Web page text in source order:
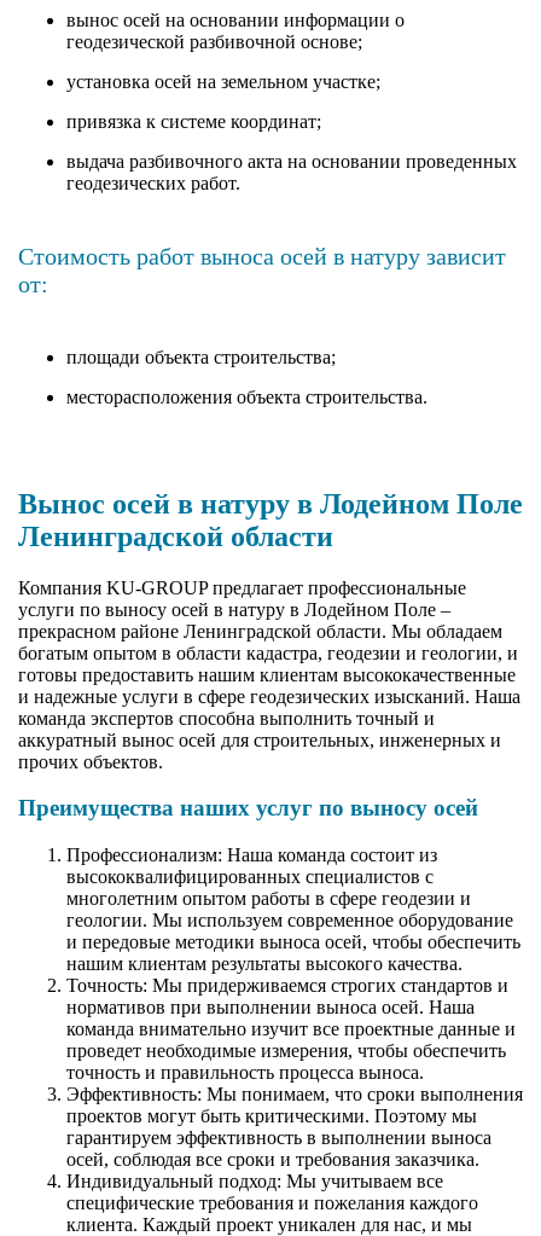
вынос осей на основании информации о
геодезической разбивочной основе;
установка осей на земельном участке;
привязка к системе координат;
выдача разбивочного акта на основании проведенных
геодезических работ.
Стоимость работ выноса осей в натуру зависит
от:
площади объекта строительства;
месторасположения объекта строительства.
Вынос осей в натуру в Лодейном Поле
Ленинградской области
Компания KU-GROUP предлагает профессиональные
услуги по выносу осей в натуру в Лодейном Поле –
прекрасном районе Ленинградской области. Мы обладаем
богатым опытом в области кадастра, геодезии и геологии, и
готовы предоставить нашим клиентам высококачественные
и надежные услуги в сфере геодезических изысканий. Наша
команда экспертов способна выполнить точный и
аккуратный вынос осей для строительных, инженерных и
прочих объектов.
Преимущества наших услуг по выносу осей
Профессионализм: Наша команда состоит из
высококвалифицированных специалистов с
многолетним опытом работы в сфере геодезии и
геологии. Мы используем современное оборудование
и передовые методики выноса осей, чтобы обеспечить
нашим клиентам результаты высокого качества.
Точность: Мы придерживаемся строгих стандартов и
нормативов при выполнении выноса осей. Наша
команда внимательно изучит все проектные данные и
проведет необходимые измерения, чтобы обеспечить
точность и правильность процесса выноса.
Эффективность: Мы понимаем, что сроки выполнения
проектов могут быть критическими. Поэтому мы
гарантируем эффективность в выполнении выноса
осей, соблюдая все сроки и требования заказчика.
Индивидуальный подход: Мы учитываем все
специфические требования и пожелания каждого
клиента. Каждый проект уникален для нас, и мы